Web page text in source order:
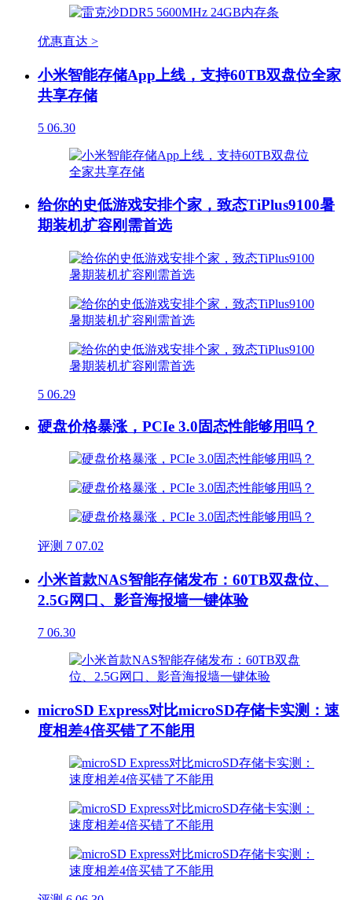
优惠直达 >
小米智能存储App上线，支持60TB双盘位全家
共享存储
5 06.30
给你的史低游戏安排个家，致态TiPlus9100暑
期装机扩容刚需首选
5 06.29
硬盘价格暴涨，PCIe 3.0固态性能够用吗？
评测 7 07.02
小米首款NAS智能存储发布：60TB双盘位、
2.5G网口、影音海报墙一键体验
7 06.30
microSD Express对比microSD存储卡实测：速
度相差4倍买错了不能用